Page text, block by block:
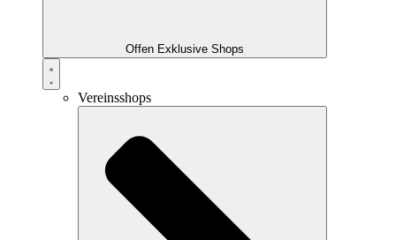
Offen Exklusive Shops
Vereinsshops